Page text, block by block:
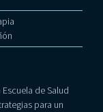
de Salud
para un